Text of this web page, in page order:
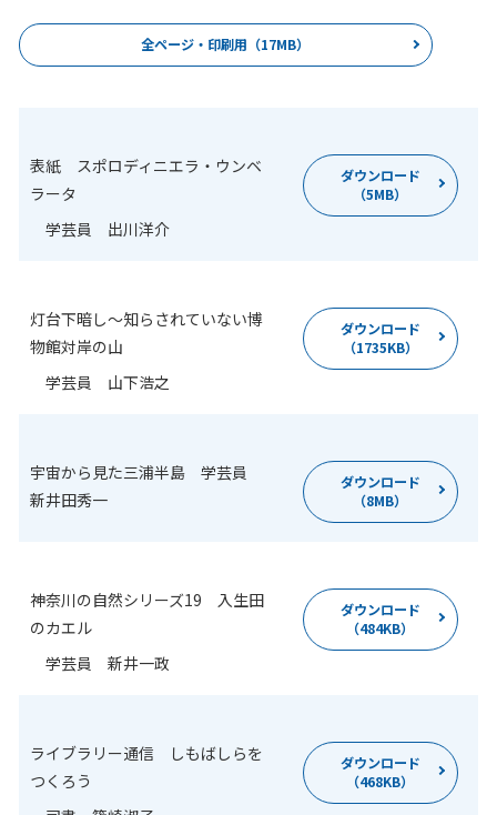
全ページ・印刷用（17MB）
表紙 スポロディニエラ・ウンベ
ラータ
学芸員 出川洋介
ダウンロード
（5MB）
灯台下暗し～知らされていない博
物館対岸の山
学芸員 山下浩之
ダウンロード
（1735KB）
宇宙から見た三浦半島 学芸員
新井田秀一
ダウンロード
（8MB）
神奈川の自然シリーズ19 入生田
のカエル
学芸員 新井一政
ダウンロード
（484KB）
ライブラリー通信 しもばしらを
つくろう
ダウンロード
（468KB）